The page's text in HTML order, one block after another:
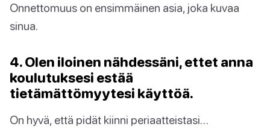
Onnettomuus on ensimmäinen asia, joka kuvaa
sinua.
4. Olen iloinen nähdessäni, ettet anna
koulutuksesi estää
tietämättömyytesi käyttöä.
On hyvä, että pidät kiinni periaatteistasi…